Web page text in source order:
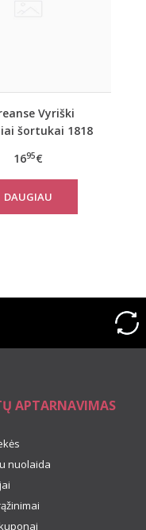
Vyriški
šortukai 1818
1695€
DAUGIAU
APTARNAVIMAS
nuolaida